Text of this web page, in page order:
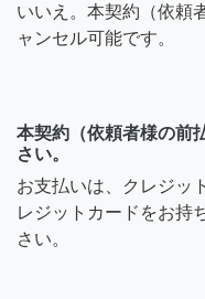
いいえ。本契約（依頼
ャンセル可能です。
本契約（依頼者様の前
さい。
お支払いは、クレジッ
レジットカードをお持
さい。